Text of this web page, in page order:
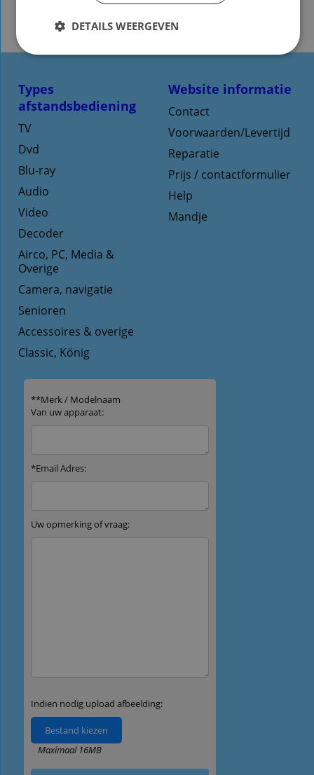
Website informatie
Contact
Voorwaarden/Levertijd
Reparatie
Prijs / contactformulier
Help
Mandje
Types
afstandsbediening
TV
Dvd
Blu-ray
Audio
Video
Decoder
Airco, PC, Media &
Overige
Camera, navigatie
Senioren
Accessoires & overige
Classic, König
DETAILS WEERGEVEN